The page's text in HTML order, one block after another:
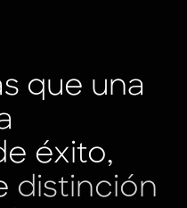
que una
éxito,
distinción